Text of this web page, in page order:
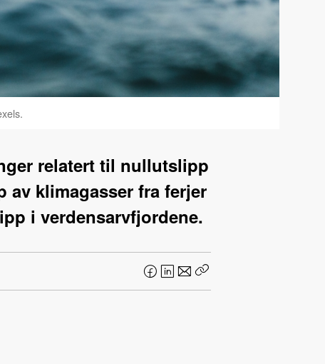
relatert til nullutslipp
av klimagasser fra ferjer
i verdensarvfjordene.
F
a
L
i
E
-
Kopier